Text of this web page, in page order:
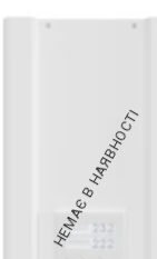
НЕМАЄ В НАЯВНОСТІ